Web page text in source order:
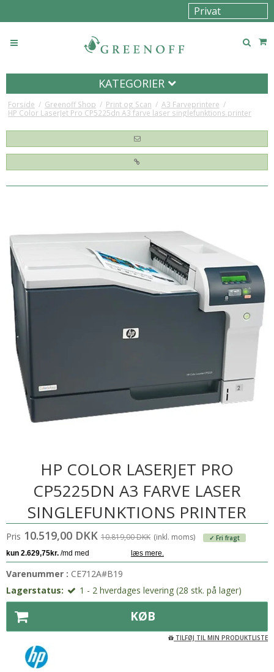
KATEGORIER
Forside / Greenoff Shop / Print og Scan / A3 Farveprintere /
HP Color LaserJet Pro CP5225dn A3 farve laser singlefunktions printer
HP COLOR LASERJET PRO
CP5225DN A3 FARVE LASER
SINGLEFUNKTIONS PRINTER
Pris 10.519,00 DKK 10.819,00 DKK (inkl. moms) ✓ Fri fragt
Varenummer : CE712A#B19
Lagerstatus:
1 - 2 hverdages levering (28 stk. på lager)
KØB
TILFØJ TIL MIN PRODUKTLISTE